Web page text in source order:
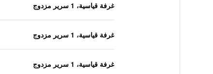
غرفة قياسية، 1 سرير مزدوج
غرفة قياسية، 1 سرير مزدوج
غرفة قياسية، 1 سرير مزدوج